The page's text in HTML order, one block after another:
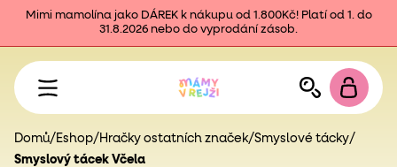
Mimi mamolína jako DÁREK k nákupu od 1.800Kč! Platí od 1. do
31.8.2026 nebo do vyprodání zásob.
Domů/ Eshop/ Hračky ostatních značek/Smyslové tácky/
Smyslový tácek Včela